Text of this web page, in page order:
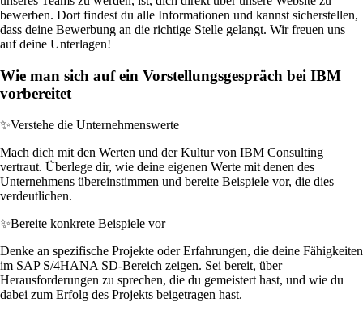
bewerben. Dort findest du alle Informationen und kannst sicherstellen,
dass deine Bewerbung an die richtige Stelle gelangt. Wir freuen uns
auf deine Unterlagen!
Wie man sich auf ein Vorstellungsgespräch bei IBM
vorbereitet
✨Verstehe die Unternehmenswerte
Mach dich mit den Werten und der Kultur von IBM Consulting
vertraut. Überlege dir, wie deine eigenen Werte mit denen des
Unternehmens übereinstimmen und bereite Beispiele vor, die dies
verdeutlichen.
✨Bereite konkrete Beispiele vor
Denke an spezifische Projekte oder Erfahrungen, die deine Fähigkeiten
im SAP S/4HANA SD-Bereich zeigen. Sei bereit, über
Herausforderungen zu sprechen, die du gemeistert hast, und wie du
dabei zum Erfolg des Projekts beigetragen hast.